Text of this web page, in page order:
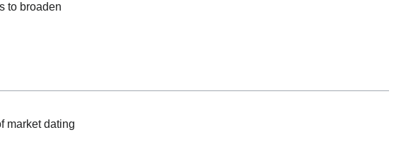
to broaden
market dating